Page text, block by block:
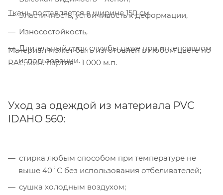
Эластичность, устойчивость к деформации,
Износостойкость,
Длительный срок службы даже при интенсивном
использовании.
Ткань поставляется в ширине 150 см.
Материал может быть изготовлен в любом цвете по
RAL, мин. партия – 1 000 м.п.
Уход за одеждой из материала PVC
IDAHO 560:
стирка любым способом при температуре не
выше 40˚С без использования отбеливателей;
сушка холодным воздухом;
Компания «Торговый Дом Технический
Текстиль» использует cookie-файлы и
обрабатывает персональные данные с
Политике. Подтвердите ваше согласие,
нажав кнопку "Принять".